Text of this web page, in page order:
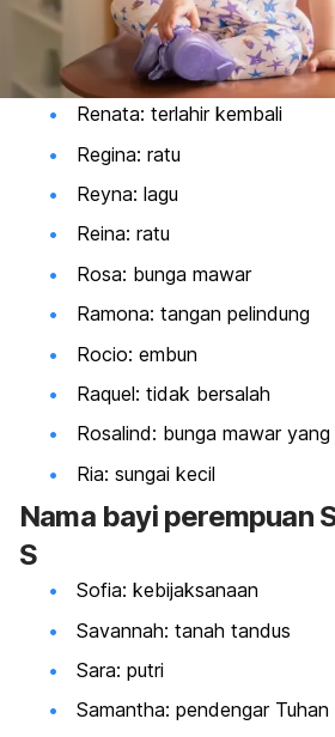
Renata: terlahir kembali
Regina: ratu
Reyna: lagu
Reina: ratu
Rosa: bunga mawar
Ramona: tangan pelindung
Rocio: embun
Raquel: tidak bersalah
Rosalind: bunga mawar
Ria: sungai kecil
Nama bayi perempuan
S
Sofia: kebijaksanaan
Savannah: tanah tandus
Sara: putri
Samantha: pendengar Tuhan